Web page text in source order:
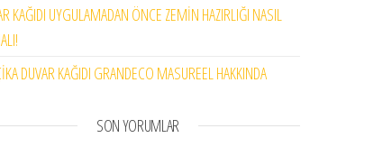
KAĞIDI UYGULAMADAN ÖNCE ZEMİN HAZIRLIĞI NASIL
DUVAR KAĞIDI GRANDECO MASUREEL HAKKINDA
SON YORUMLAR